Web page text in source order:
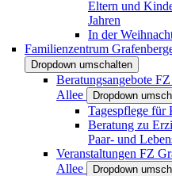
Eltern und
Jahren
In der
Familienzentrum
Dropdown umschalten
Beratungsangebote
Allee
Dropdown
Tagespflege für
Beratung zu
Paar- und
Veranstaltungen FZ
Allee
Dropdown